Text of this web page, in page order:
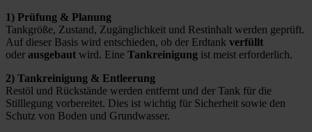
1) Prüfung & Planung
Tankgröße, Zustand, Zugänglichkeit und Restinhalt werden geprüft.
Auf dieser Basis wird entschieden, ob der Erdtank verfüllt
oder ausgebaut wird. Eine Tankreinigung ist meist erforderlich.
2) Tankreinigung & Entleerung
Restöl und Rückstände werden entfernt und der Tank für die
Stilllegung vorbereitet. Dies ist wichtig für Sicherheit sowie den
Schutz von Boden und Grundwasser.